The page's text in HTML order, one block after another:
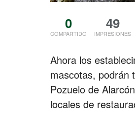
0
COMPARTIDO
49
IMPRESIONES
Ahora los
mascotas, podrán
Pozuelo de
locales de